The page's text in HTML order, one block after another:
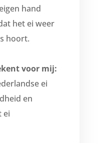
hand
het ei weer
hoort.
voor mij:
ei
en
ei